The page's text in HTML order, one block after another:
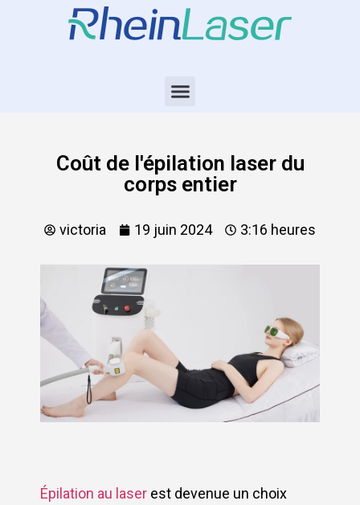
Coût de l'épilation laser du
corps entier
victoria 19 juin 2024 3:16 heures
Épilation au laser est devenue un choix